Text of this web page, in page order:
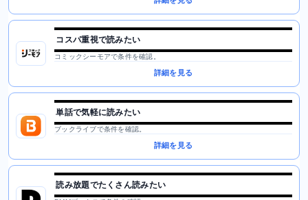
コスパ重視で読みたい
コミックシーモアで条件を確認。
詳細を見る
単話で気軽に読みたい
ブックライブで条件を確認。
詳細を見る
読み放題でたくさん読みたい